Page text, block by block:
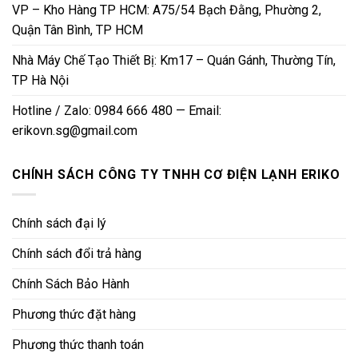
VP – Kho Hàng TP HCM: A75/54 Bạch Đằng, Phường 2,
Quận Tân Bình, TP HCM
Nhà Máy Chế Tạo Thiết Bị: Km17 – Quán Gánh, Thường Tín,
TP Hà Nội
Hotline / Zalo: 0984 666 480 — Email:
erikovn.sg@gmail.com
CHÍNH SÁCH CÔNG TY TNHH CƠ ĐIỆN LẠNH ERIKO
Chính sách đại lý
Chính sách đổi trả hàng
Chính Sách Bảo Hành
Phương thức đặt hàng
Phương thức thanh toán